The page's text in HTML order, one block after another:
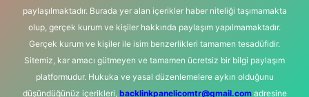
paylaşılmaktadır. Burada yer alan içerikler haber niteliği taşımamakta
olup, gerçek kurum ve kişiler hakkında paylaşım yapılmamaktadır.
Gerçek kurum ve kişiler ile isim benzerlikleri tamamen tesadüfidir.
Sitemiz, kar amacı gütmeyen ve tamamen ücretsiz bir bilgi paylaşım
platformudur. Hukuka ve yasal düzenlemelere aykırı olduğunu
düşündüğünüz içerikleri, backlinkpanelicomtr@gmail.comadresine